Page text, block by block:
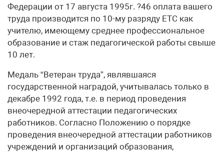
Федерации от 17 августа 1995г. ?46 оплата вашего
труда производится по 10-му разряду ЕТС как
учителю, имеющему среднее профессиональное
образование и стаж педагогической работы свыше
10 лет.
Медаль “Ветеран труда”, являвшаяся
государственной наградой, учитывалась только в
декабре 1992 года, т.е. в период проведения
внеочередной аттестации педагогических
работников. Согласно Положению о порядке
проведения внеочередной аттестации работников
учреждений и организаций образования,